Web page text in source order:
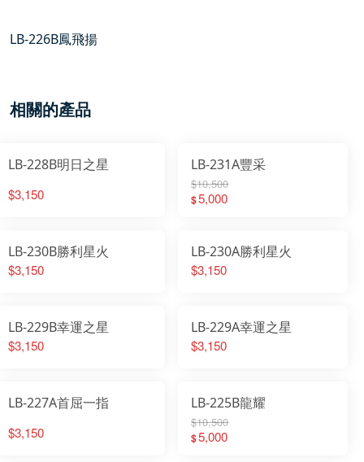
LB-226B鳳飛揚
相關的產品
LB-228B明日之星
$3,150
LB-231A豐采
$10,500
$5,000
LB-230B勝利星火
$3,150
LB-230A勝利星火
$3,150
LB-229B幸運之星
$3,150
LB-229A幸運之星
$3,150
LB-227A首屈一指
$3,150
LB-225B龍耀
$10,500
$5,000